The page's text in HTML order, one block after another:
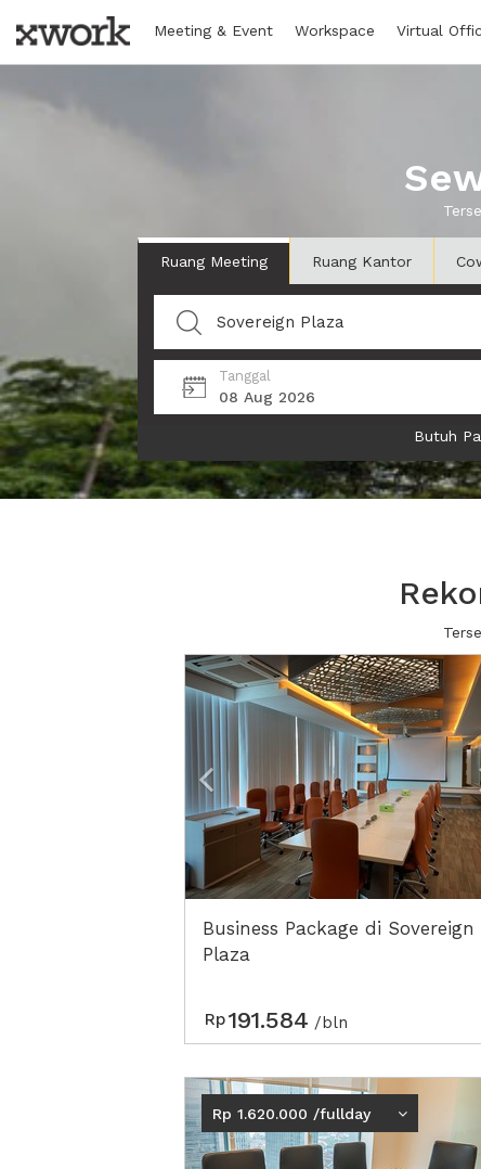
Meeting & Event Workspace Virtual
Ruang Meeting Ruang Kantor
Tanggal
08 Aug 2026
Butuh
Previous
Business Package di Sovereign
Plaza
Rp191.584 /bln
Previous
Rp 1.620.000 /fullday